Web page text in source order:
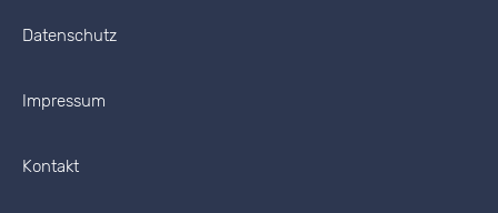
Datenschutz
Impressum
Kontakt